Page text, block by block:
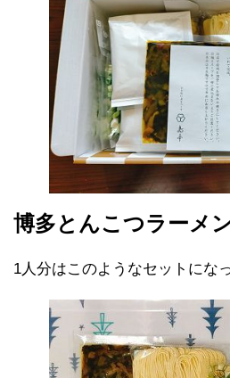
博多とんこつラーメ
1人分はこのようなセットにな